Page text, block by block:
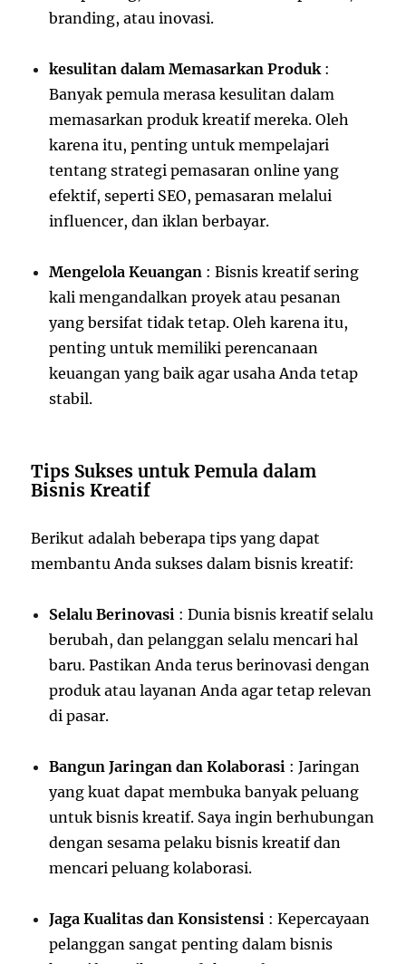
branding, atau inovasi.
kesulitan dalam Memasarkan Produk :
Banyak pemula merasa kesulitan dalam
memasarkan produk kreatif mereka. Oleh
karena itu, penting untuk mempelajari
tentang strategi pemasaran online yang
efektif, seperti SEO, pemasaran melalui
influencer, dan iklan berbayar.
Mengelola Keuangan : Bisnis kreatif sering
kali mengandalkan proyek atau pesanan
yang bersifat tidak tetap. Oleh karena itu,
penting untuk memiliki perencanaan
keuangan yang baik agar usaha Anda tetap
stabil.
Tips Sukses untuk Pemula dalam
Bisnis Kreatif
Berikut adalah beberapa tips yang dapat
membantu Anda sukses dalam bisnis kreatif:
Selalu Berinovasi : Dunia bisnis kreatif selalu
berubah, dan pelanggan selalu mencari hal
baru. Pastikan Anda terus berinovasi dengan
produk atau layanan Anda agar tetap relevan
di pasar.
Bangun Jaringan dan Kolaborasi : Jaringan
yang kuat dapat membuka banyak peluang
untuk bisnis kreatif. Saya ingin berhubungan
dengan sesama pelaku bisnis kreatif dan
mencari peluang kolaborasi.
Jaga Kualitas dan Konsistensi : Kepercayaan
pelanggan sangat penting dalam bisnis